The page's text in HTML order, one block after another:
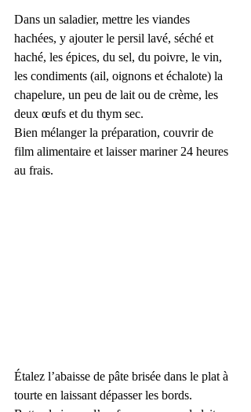
Dans un saladier, mettre les viandes
hachées, y ajouter le persil lavé, séché et
haché, les épices, du sel, du poivre, le vin,
les condiments (ail, oignons et échalote) la
chapelure, un peu de lait ou de crème, les
deux œufs et du thym sec.
Bien mélanger la préparation, couvrir de
film alimentaire et laisser mariner 24 heures
au frais.
Étalez l’abaisse de pâte brisée dans le plat à
tourte en laissant dépasser les bords.